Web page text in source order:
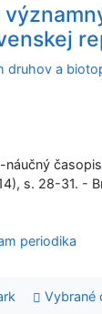
druhov a
náučný
s. 28-31. -
periodika
Vybrané